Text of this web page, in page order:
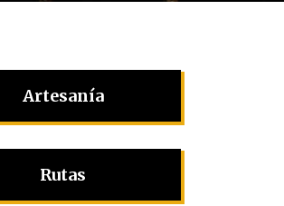
Artesanía
Rutas